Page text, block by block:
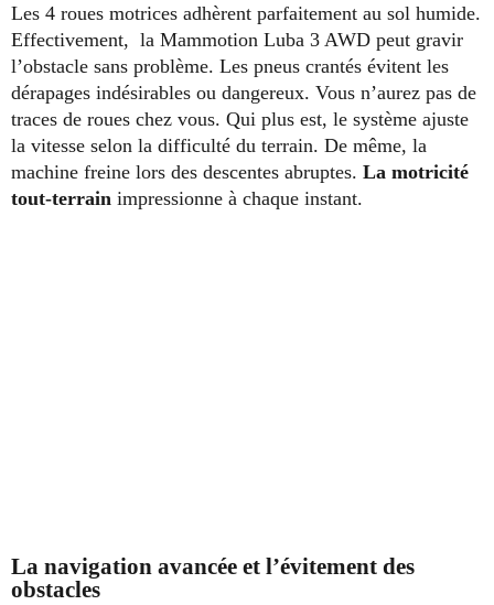
Les 4 roues motrices adhèrent parfaitement au sol humide.
Effectivement, la Mammotion Luba 3 AWD peut gravir
l’obstacle sans problème. Les pneus crantés évitent les
dérapages indésirables ou dangereux. Vous n’aurez pas de
traces de roues chez vous. Qui plus est, le système ajuste
la vitesse selon la difficulté du terrain. De même, la
machine freine lors des descentes abruptes. La motricité
tout-terrain impressionne à chaque instant.
La navigation avancée et l’évitement des
obstacles